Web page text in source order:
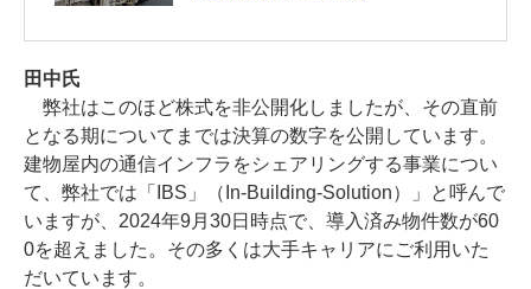
田中氏
弊社はこのほど株式を非公開化しましたが、その直前
となる期についてまでは決算の数字を公開しています。
建物屋内の通信インフラをシェアリングする事業につい
て、弊社では「IBS」（In-Building-Solution）」と呼んで
いますが、2024年9月30日時点で、導入済み物件数が60
0を超えました。その多くは大手キャリアにご利用いた
だいています。